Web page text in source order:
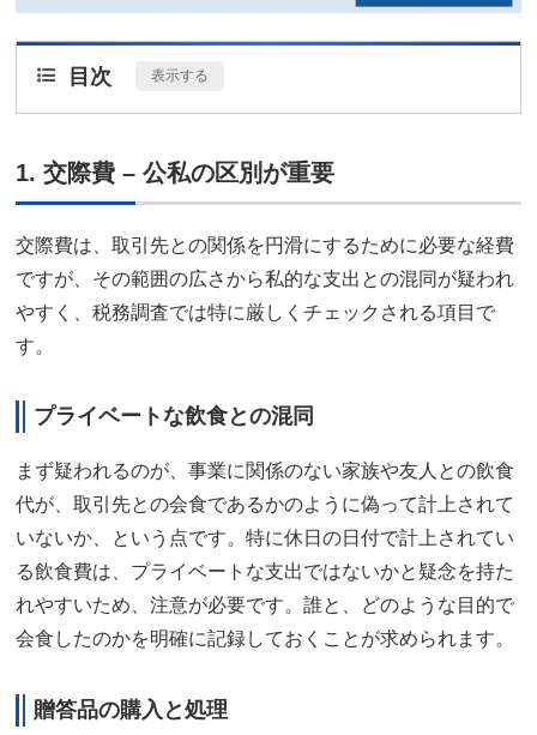
目次 表示する
1. 交際費 – 公私の区別が重要
交際費は、取引先との関係を円滑にするために必要な経費
ですが、その範囲の広さから私的な支出との混同が疑われ
やすく、税務調査では特に厳しくチェックされる項目で
す。
プライベートな飲食との混同
まず疑われるのが、事業に関係のない家族や友人との飲食
代が、取引先との会食であるかのように偽って計上されて
いないか、という点です。特に休日の日付で計上されてい
る飲食費は、プライベートな支出ではないかと疑念を持た
れやすいため、注意が必要です。誰と、どのような目的で
会食したのかを明確に記録しておくことが求められます。
贈答品の購入と処理